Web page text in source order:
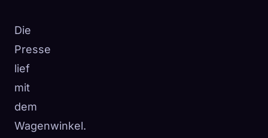
Die
Presse
lief
mit
dem
Wagenwinkel.